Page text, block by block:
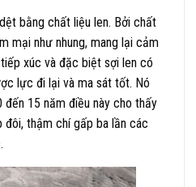
bằng chất liệu len. Bởi chất
mại như nhung, mang lại cảm
xúc và đặc biệt sợi len có
lực đi lại và ma sát tốt. Nó
15 năm điều này cho thấy
thậm chí gấp ba lần các